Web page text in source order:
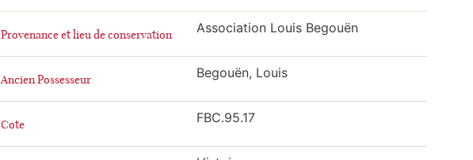
Provenance et lieu de conservation Association Louis Begouën
Ancien Possesseur Begouën, Louis
Cote FBC.95.17